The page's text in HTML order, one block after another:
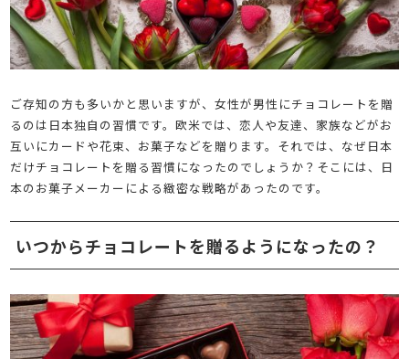
ご存知の方も多いかと思いますが、女性が男性にチョコレートを贈
るのは日本独自の習慣です。欧米では、恋人や友達、家族などがお
互いにカードや花束、お菓子などを贈ります。それでは、なぜ日本
だけチョコレートを贈る習慣になったのでしょうか？そこには、日
本のお菓子メーカーによる緻密な戦略があったのです。
いつからチョコレートを贈るようになったの？